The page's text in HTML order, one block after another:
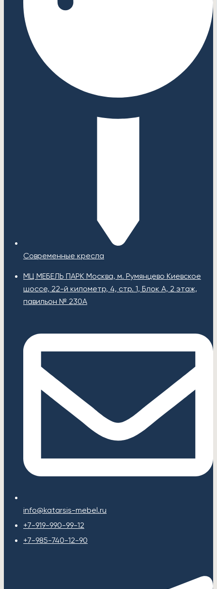
Современные кресла
МЦ МЕБЕЛЬ ПАРК Москва, м. Румянцево Киевское
шоссе, 22-й километр, 4, стр. 1, Блок А, 2 этаж,
павильон № 230А
info@katarsis-mebel.ru
+7-919-990-99-12
+7-985-740-12-90